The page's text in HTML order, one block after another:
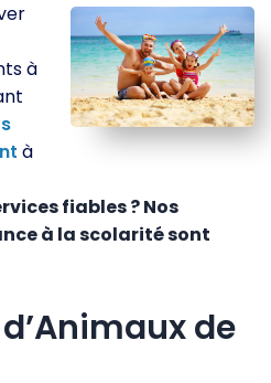
à
à
fiables ? Nos
à la scolarité sont
d’Animaux de